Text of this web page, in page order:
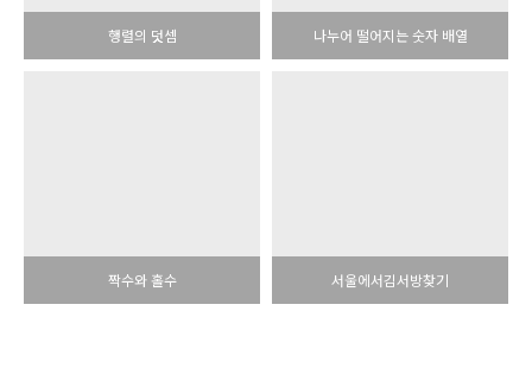
행렬의 덧셈 나누어 떨어지는 숫자 배열
짝수와 홀수 서울에서김서방찾기